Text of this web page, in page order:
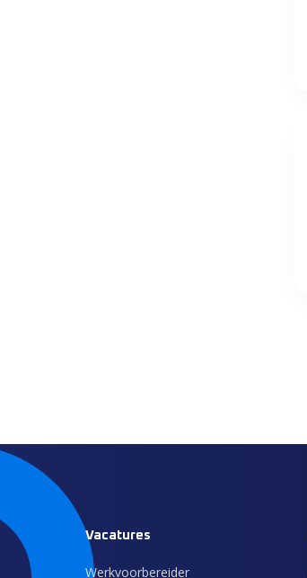
Vacatures
Werkvoorbereider